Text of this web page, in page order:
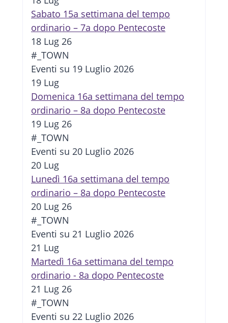
Sabato 15a settimana del tempo
ordinario – 7a dopo Pentecoste
18 Lug 26
#_TOWN
Eventi su 19 Luglio 2026
19 Lug
Domenica 16a settimana del tempo
ordinario – 8a dopo Pentecoste
19 Lug 26
#_TOWN
Eventi su 20 Luglio 2026
20 Lug
Lunedì 16a settimana del tempo
ordinario – 8a dopo Pentecoste
20 Lug 26
#_TOWN
Eventi su 21 Luglio 2026
21 Lug
Martedì 16a settimana del tempo
ordinario - 8a dopo Pentecoste
21 Lug 26
#_TOWN
Eventi su 22 Luglio 2026